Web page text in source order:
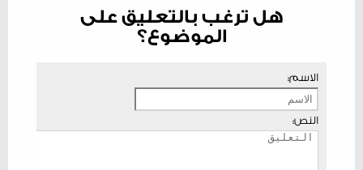
هل ترغب بالتعليق على
الموضوع؟
الاسم:
النص: